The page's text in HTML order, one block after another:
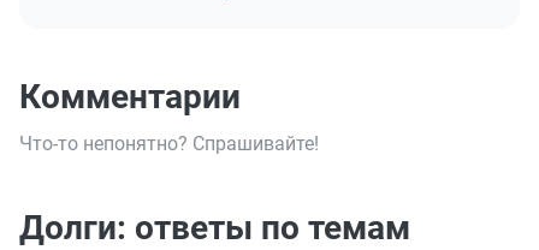
Комментарии
Что-то непонятно? Спрашивайте!
Долги: ответы по темам